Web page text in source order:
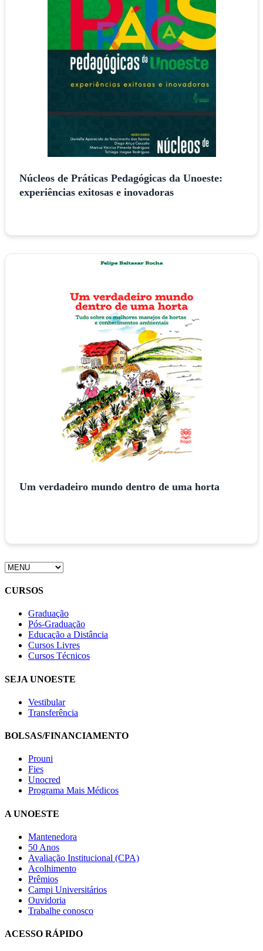
Núcleos de Práticas Pedagógicas da Unoeste:
experiências exitosas e inovadoras
Um verdadeiro mundo dentro de uma horta
CURSOS
Graduação
Pós-Graduação
Educação a Distância
Cursos Livres
Cursos Técnicos
SEJA UNOESTE
Vestibular
Transferência
BOLSAS/FINANCIAMENTO
Prouni
Fies
Unocred
Programa Mais Médicos
A UNOESTE
Mantenedora
50 Anos
Avaliação Institucional (CPA)
Acolhimento
Prêmios
Campi Universitários
Ouvidoria
Trabalhe conosco
ACESSO RÁPIDO